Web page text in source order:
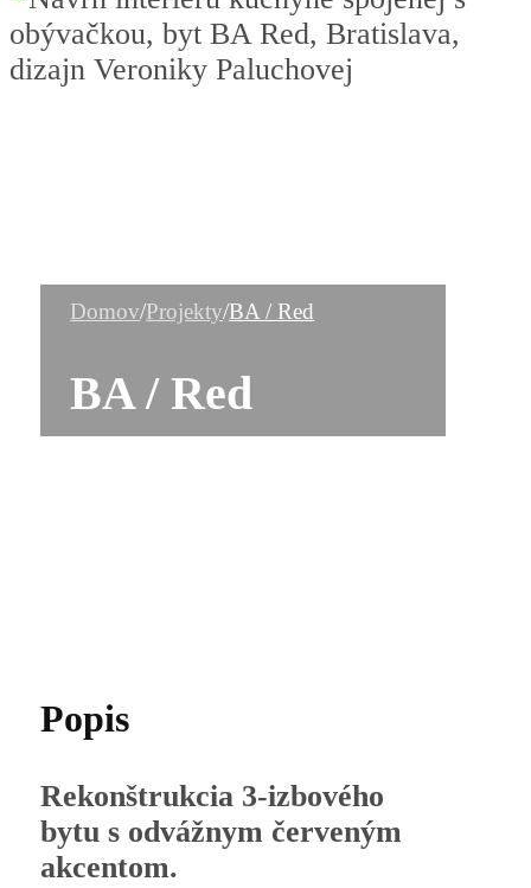
Domov/Projekty/BA / Red
BA / Red
Popis
Rekonštrukcia 3-izbového
bytu s odvážnym červeným
akcentom.